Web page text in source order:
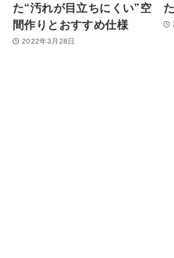
た“汚れが目立ちにくい”空
間作りとおすすめ仕様
2022年3月28日